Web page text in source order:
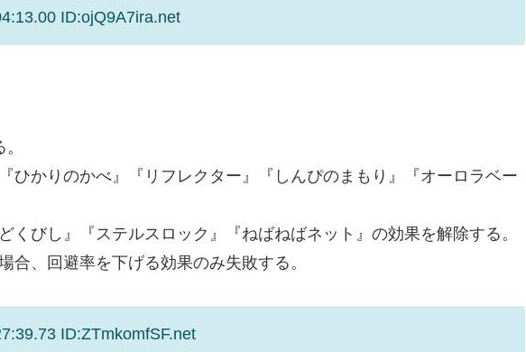
ID:ojQ9A7ira.net
ひかりのかべ』『リフレクター』『しんぴのまもり』『オーロラベー
くびし』『ステルスロック』『ねばねばネット』の効果を解除する。
合、回避率を下げる効果のみ失敗する。
ID:ZTmkomfSF.net